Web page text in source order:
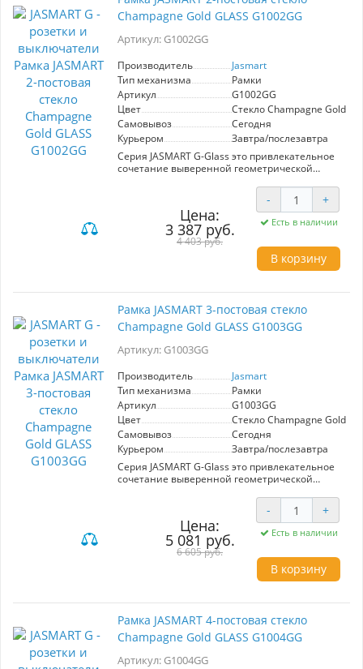
Champagne Gold GLASS G1002GG
Артикул: G1002GG
Производитель
Jasmart
Тип механизма
Рамки
Артикул
G1002GG
Цвет
Стекло Champagne Gold
Самовывоз
Сегодня
Курьером
Завтра/послезавтра
Серия JASMART G-Glass это привлекательное
сочетание выверенной геометрической
Высококачественные стеклянные рамки
смотрятся изысканно и утонченно как на
светлом. так и на темном фоне
Возможна вертикальная и горизонтальная
Цена:
3 387 руб.
4 403 руб.
- +
Есть в наличии
В корзину
Рамка JASMART 3-постовая стекло
Champagne Gold GLASS G1003GG
Артикул: G1003GG
Производитель
Jasmart
Тип механизма
Рамки
Артикул
G1003GG
Цвет
Стекло Champagne Gold
Самовывоз
Сегодня
Курьером
Завтра/послезавтра
Серия JASMART G-Glass это привлекательное
сочетание выверенной геометрической
Высококачественные стеклянные рамки
смотрятся изысканно и утонченно как на
светлом. так и на темном фоне
Возможна вертикальная и горизонтальная
Цена:
5 081 руб.
6 605 руб.
- +
Есть в наличии
В корзину
Рамка JASMART 4-постовая стекло
Champagne Gold GLASS G1004GG
Артикул: G1004GG